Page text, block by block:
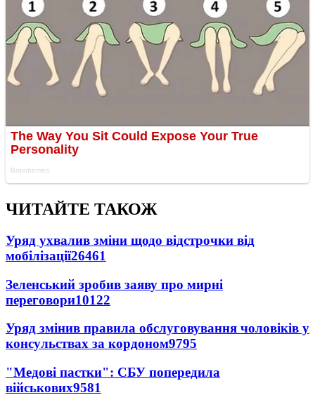
ЧИТАЙТЕ ТАКОЖ
Уряд ухвалив зміни щодо відстрочки від
мобілізації26461
Зеленський зробив заяву про мирні
переговори10122
Уряд змінив правила обслуговування чоловіків у
консульствах за кордоном9795
"Медові пастки": СБУ попередила
військових9581